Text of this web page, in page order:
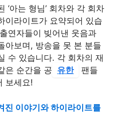
‘아는 형님’ 회차와 각 회차
이라이트가 요약되어 있습
연자들이 빚어낸 웃음과
아보며, 방송을 못 본 분들
수 있습니다. 각 회차의 재
은 순간을 공 유한
팬들
보세요!
진 이야기와 하이라이트를